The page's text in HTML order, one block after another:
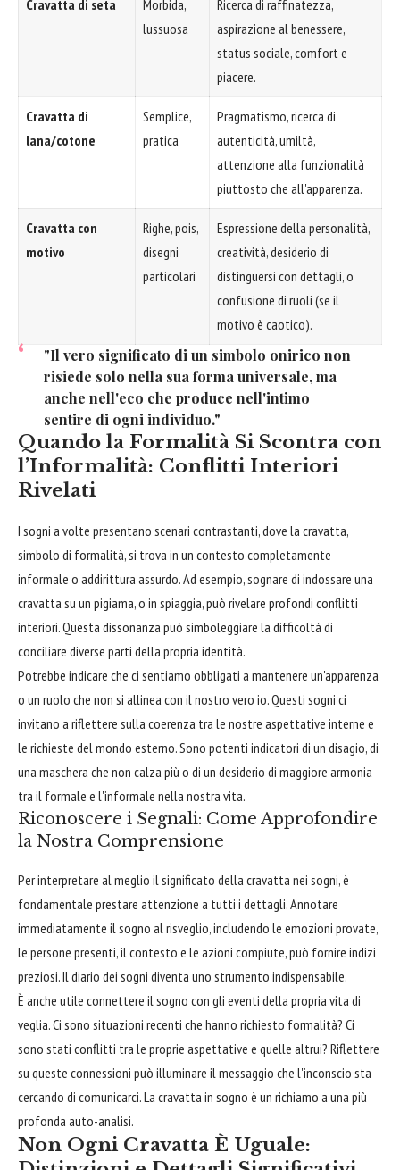
Cravatta di seta
Morbida,
lussuosa
Ricerca di raffinatezza,
aspirazione al benessere,
status sociale, comfort e
piacere.
Cravatta di
lana/cotone
Semplice,
pratica
Pragmatismo, ricerca di
autenticità, umiltà,
attenzione alla funzionalità
piuttosto che all'apparenza.
Cravatta con
motivo
Righe, pois,
disegni
particolari
Espressione della personalità,
creatività, desiderio di
distinguersi con dettagli, o
confusione di ruoli (se il
motivo è caotico).
"Il vero significato di un simbolo onirico non
risiede solo nella sua forma universale, ma
anche nell'eco che produce nell'intimo
sentire di ogni individuo."
Quando la Formalità Si Scontra con
l’Informalità: Conflitti Interiori
Rivelati
I sogni a volte presentano scenari contrastanti, dove la cravatta,
simbolo di formalità, si trova in un contesto completamente
informale o addirittura assurdo. Ad esempio, sognare di indossare una
cravatta su un pigiama, o in spiaggia, può rivelare profondi conflitti
interiori. Questa dissonanza può simboleggiare la difficoltà di
conciliare diverse parti della propria identità.
Potrebbe indicare che ci sentiamo obbligati a mantenere un'apparenza
o un ruolo che non si allinea con il nostro vero io. Questi sogni ci
invitano a riflettere sulla coerenza tra le nostre aspettative interne e
le richieste del mondo esterno. Sono potenti indicatori di un disagio, di
una maschera che non calza più o di un desiderio di maggiore armonia
tra il formale e l'informale nella nostra vita.
Riconoscere i Segnali: Come Approfondire
la Nostra Comprensione
Per interpretare al meglio il significato della cravatta nei sogni, è
fondamentale prestare attenzione a tutti i dettagli. Annotare
immediatamente il sogno al risveglio, includendo le emozioni provate,
le persone presenti, il contesto e le azioni compiute, può fornire indizi
preziosi. Il diario dei sogni diventa uno strumento indispensabile.
È anche utile connettere il sogno con gli eventi della propria vita di
veglia. Ci sono situazioni recenti che hanno richiesto formalità? Ci
sono stati conflitti tra le proprie aspettative e quelle altrui? Riflettere
su queste connessioni può illuminare il messaggio che l'inconscio sta
cercando di comunicarci. La cravatta in sogno è un richiamo a una più
profonda auto-analisi.
Non Ogni Cravatta È Uguale: